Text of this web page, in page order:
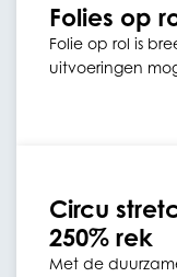
Folies op
Folie op rol is
uitvoeringen
Circu
250% rek
Met de